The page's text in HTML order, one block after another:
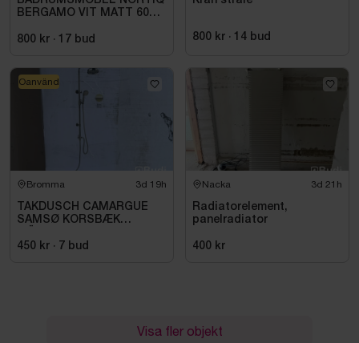
BERGAMO VIT MATT 60
800 kr · 17 bud 800 kr · 14 bud
Bromma 3d 19h
TAKDUSCH CAMARGUE
SAMSØ KORSBÆK
450 kr · 7 bud
Oanvänd
Nacka 3d 21h
Radiatorelement,
panelradiator
400 kr
Visa fler objekt